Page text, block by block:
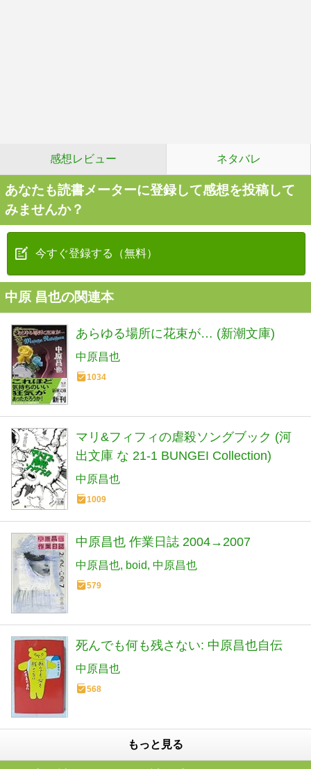
感想レビュー ネタバレ
あなたも読書メーターに登録して感想を投稿して
みませんか？
今すぐ登録する（無料）
中原 昌也の関連本
あらゆる場所に花束が… (新潮文庫)
中原昌也
1034
マリ&フィフィの虐殺ソングブック (河
出文庫 な 21-1 BUNGEI Collection)
中原昌也
1009
中原昌也 作業日誌 2004→2007
中原昌也 boid 中原昌也
579
死んでも何も残さない: 中原昌也自伝
中原昌也
568
もっと見る